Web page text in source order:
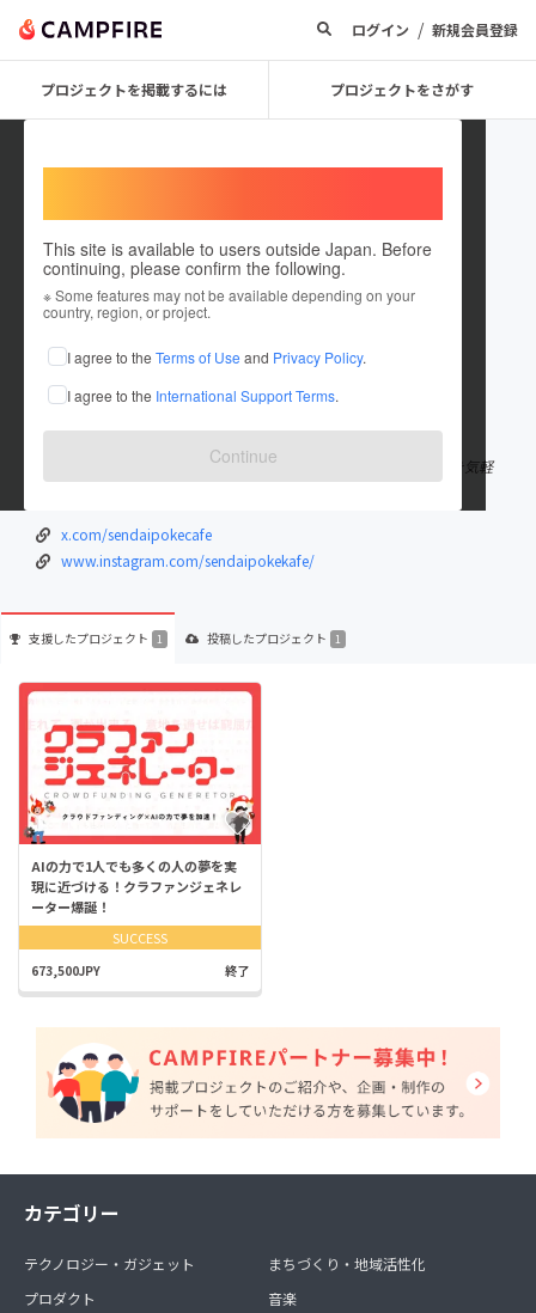
ログイン / 新規会員登録
プロジェクトを掲載するには プロジェクトをさがす
This site is available to users outside Japan. Before
continuing, please confirm the following.
※ Some features may not be available depending on your
country, region, or project.
I agree to the Terms of Use and Privacy Policy.
I agree to the International Support Terms.
Continue
sendaipokecafe
これまでに1回支援して1件のプロジェクトを投稿しています
在住国：日本 現在地：宮城県
出身国：日本 出身地：未設定
仙台でポケカイベントを企画・開催しています✨カフェでポケカを気軽
に楽しめるイベントを定期的に開催中です！
x.com/sendaipokecafe
www.instagram.com/sendaipokekafe/
支援したプロジェクト 1 投稿したプロジェクト 1
AIの力で1人でも多くの人の夢を実
現に近づける！クラファンジェネレ
ーター爆誕！
SUCCESS
673,500JPY 終了
カテゴリー
テクノロジー・ガジェット
プロダクト
まちづくり・地域活性化
音楽